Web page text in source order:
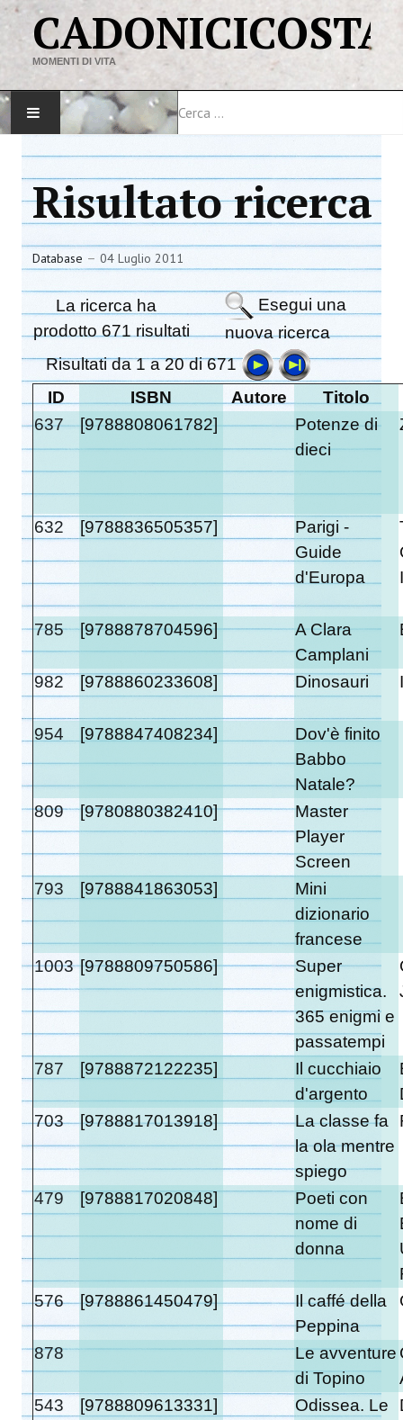
CADONICICOSTA
MOMENTI DI VITA
HOME
MAPPA DEL SITO
VIAGGI
LINK
Risultato ricerca
Database 04 Luglio 2011
La ricerca ha
prodotto 671 risultati
Esegui una
nuova ricerca
Risultati da 1 a 20 di 671
ID
ISBN Autore
Titolo
637
[9788808061782]
Potenze di
dieci
632 [9788836505357]
Parigi -
Guide
d'Europa
785 [9788878704596]
A Clara
Camplani
982 [9788860233608] Dinosauri
954 [9788847408234]
Dov'è finito
Babbo
Natale?
809
[9780880382410]
Master
Player
Screen
793
[9788841863053]
Mini
dizionario
francese
1003 [9788809750586]
Super
enigmistica.
365 enigmi e
passatempi
787 [9788872122235]
Il cucchiaio
d'argento
703
[9788817013918]
La classe fa
la ola mentre
spiego
479 [9788817020848]
Poeti con
nome di
donna
576
[9788861450479]
Il caffé della
Peppina
878
Le avventure
di Topino
543
[9788809613331]
Odissea. Le